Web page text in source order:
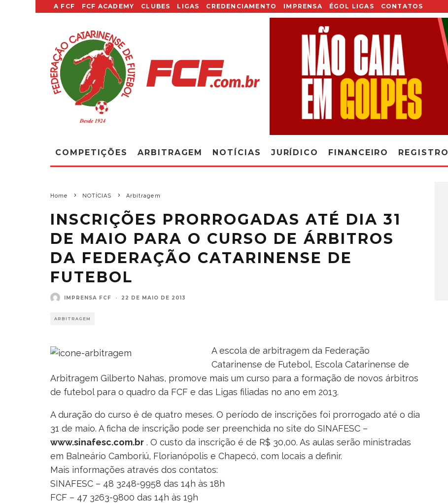
A FCF FCF ACADEMY CLUBES LIGAS CREDENCIAMENTO IMPRENSA ÉGOL LIGAS CONTATOS
COMPETIÇÕES ARBITRAGEM NOTÍCIAS JURÍDICO FINANCEIRO REGISTRO
Home NOTÍCIAS Arbitragem
INSCRIÇÕES PRORROGADAS ATÉ DIA 31
DE MAIO PARA O CURSO DE ÁRBITROS
DA FEDERAÇÃO CATARINENSE DE
FUTEBOL
IMPRENSA FCF · 22 DE MAIO DE 2013
ARBITRAGEM
A escola de arbitragem da Federação
Catarinense de Futebol, Escola Catarinense de
Arbitragem Gilberto Nahas, promove mais um curso para a formação de novos árbitros
de futebol para o quadro da FCF e das Ligas filiadas no ano em 2013.
A duração do curso é de quatro meses. O período de inscrições foi prorrogado até o dia
31 de maio. A ficha de inscrição pode ser preenchida no site do SINAFESC –
www.sinafesc.com.br . O custo da inscrição é de R$ 30,00. As aulas serão ministradas
em Balneário Camboriú, Florianópolis e Chapecó, com locais a definir.
Mais informações através dos contatos:
SINAFESC – 48 3248-9958 das 14h às 18h
FCF – 47 3263-9800 das 14h às 19h